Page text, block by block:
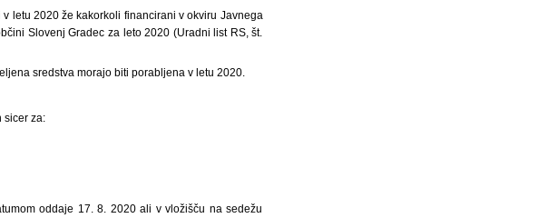
letu 2020 že kakorkoli financirani v okviru Javnega
Slovenj Gradec za leto 2020 (Uradni list RS, št.
sredstva morajo biti porabljena v letu 2020.
sicer za:
oddaje 17. 8. 2020 ali v vložišču na sedežu